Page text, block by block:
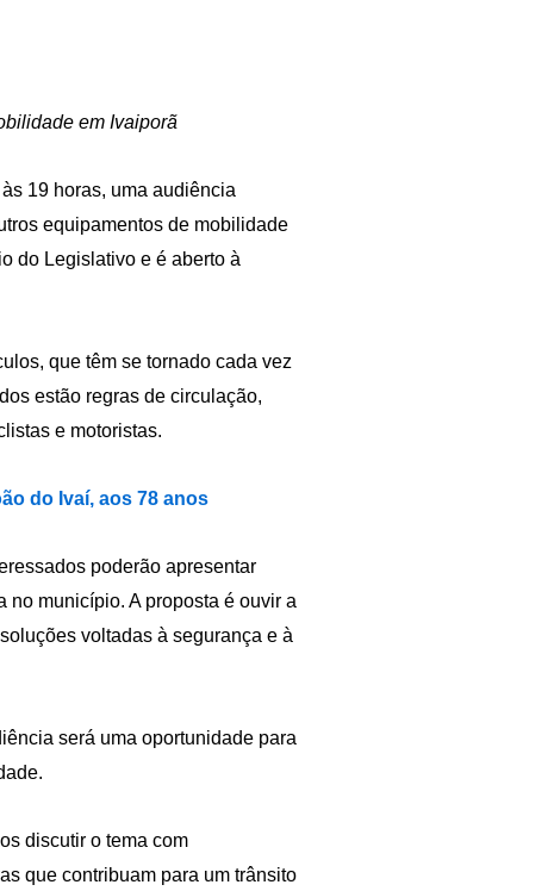
em Ivaiporã
19 horas, uma audiência
equipamentos de mobilidade
do Legislativo e é aberto à
que têm se tornado cada vez
estão regras de circulação,
e motoristas.
do Ivaí, aos 78 anos
poderão apresentar
município. A proposta é ouvir a
voltadas à segurança e à
será uma oportunidade para
discutir o tema com
que contribuam para um trânsito